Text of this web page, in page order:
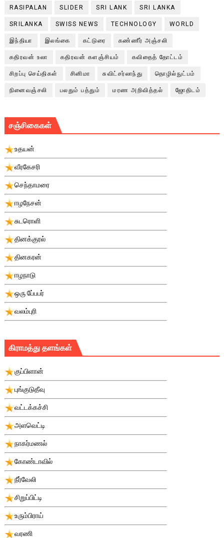
RASIPALAN SLIDER SRI LANK SRI LANKA
SRILANKA SWISS NEWS TECHNOLOGY WORLD
இந்தியா இலங்கை கட்டுரை கண்ணீர் அஞ்சலி
கதிரவன் உலா கதிரவன் களஞ்சியம் கவிதைத் தோட்டம்
சிறப்பு செய்திகள் சினிமா சுவிட்சர்லாந்து தொழில்நுட்பம்
நினைவஞ்சலி பலதும் பத்தும் மரண அறிவித்தல் ஜோதிடம்
சஞ்சிகைகள்
உதயன்
வீரகேசரி
செந்தாமரை
ஈழநேசன்
சுடரொளி
தினக்குரல்
தினகரன்
ஈழநாடு
ஒரு பே்பபர்
வலம்புரி
கிராமத்து தளங்கள்
குப்பிளான்
புங்குடுதீவு
வட்டக்கச்சி
அளவெட்டி
நாகர்மணல்
கோண்டாவில்
நீர்வேலி
சிறுப்பிட்டி
உரும்பிராய்
வரணி